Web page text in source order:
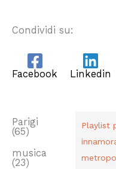
Condividi su:
Facebook Linkedin
Playlist
Parigi
(65)
musica
(23)